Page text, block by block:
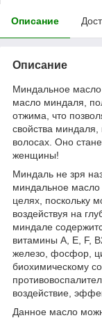
Описание
Описание
Миндальное
масло миндаля,
отжима, что
свойства
волосах. Оно
женщины!
Миндаль не зря
миндaльное масло
целях, поскольку
воздействуя на
миндале
витамины A, E, F,
железо, фосфор,
биохимическому
воздействие,
Данное масло